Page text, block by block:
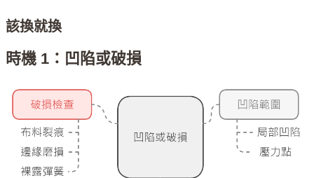
該換就換
時機 1：凹陷或破損